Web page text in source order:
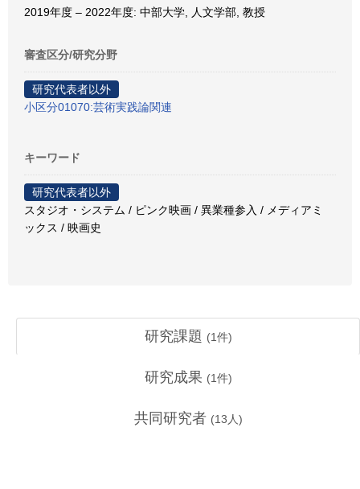
2019年度 – 2022年度: 中部大学, 人文学部, 教授
審査区分/研究分野
研究代表者以外
小区分01070:芸術実践論関連
キーワード
研究代表者以外
スタジオ・システム / ピンク映画 / 異業種参入 / メディアミ
ックス / 映画史
研究課題 (1件)
研究成果 (1件)
共同研究者 (13 人)